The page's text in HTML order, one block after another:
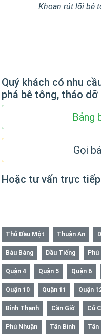
Khoan rút lõi bê
Quý khách có nhu
phá bê tông, tháo
Bảng
Gọi
Hoặc tư vấn trực
Thủ Dầu Một Thuận An
Bàu Bàng Dầu Tiếng Phú
Quận 4 Quận 5 Quận 6
Quận 10 Quận 11 Quận
Bình Thạnh Cần Giờ Củ
Phú Nhuận Tân Bình Tân